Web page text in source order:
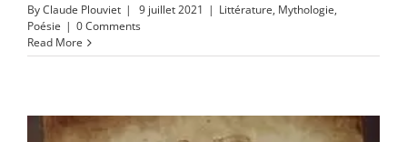
ByClaude Plouviet | 9 juillet 2021 | Littérature, Mythologie,
Poésie | 0 Comments
Read More